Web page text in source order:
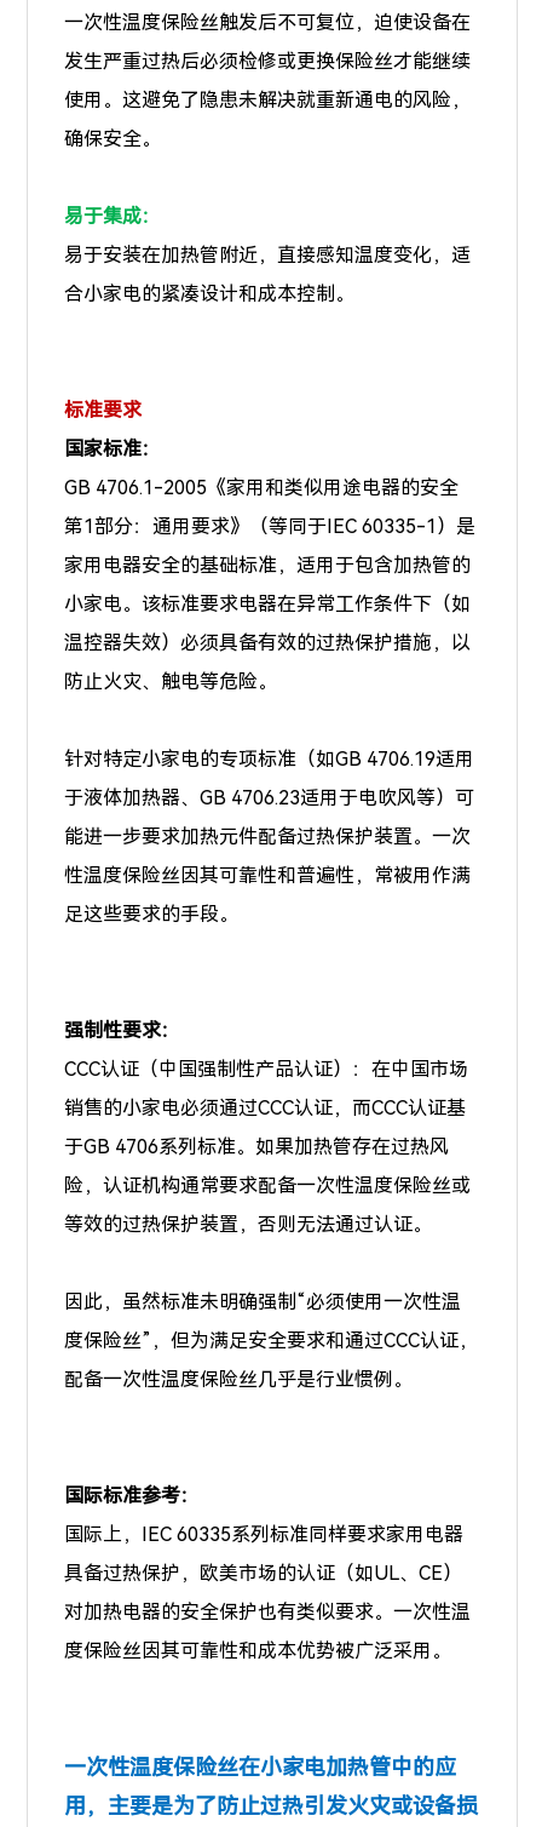
一次性温度保险丝触发后不可复位，迫使设备在
发生严重过热后必须检修或更换保险丝才能继续
使用。这避免了隐患未解决就重新通电的风险，
确保安全。
易于集成：
易于安装在加热管附近，直接感知温度变化，适
合小家电的紧凑设计和成本控制。
标准要求
国家标准：
GB 4706.1-2005《家用和类似用途电器的安全
第1部分：通用要求》（等同于IEC 60335-1）是
家用电器安全的基础标准，适用于包含加热管的
小家电。该标准要求电器在异常工作条件下（如
温控器失效）必须具备有效的过热保护措施，以
防止火灾、触电等危险。
针对特定小家电的专项标准（如GB 4706.19适用
于液体加热器、GB 4706.23适用于电吹风等）可
能进一步要求加热元件配备过热保护装置。一次
性温度保险丝因其可靠性和普遍性，常被用作满
足这些要求的手段。
强制性要求：
CCC认证（中国强制性产品认证）：在中国市场
销售的小家电必须通过CCC认证，而CCC认证基
于GB 4706系列标准。如果加热管存在过热风
险，认证机构通常要求配备一次性温度保险丝或
等效的过热保护装置，否则无法通过认证。
因此，虽然标准未明确强制“必须使用一次性温
度保险丝”，但为满足安全要求和通过CCC认证，
配备一次性温度保险丝几乎是行业惯例。
国际标准参考：
国际上，IEC 60335系列标准同样要求家用电器
具备过热保护，欧美市场的认证（如UL、CE）
对加热电器的安全保护也有类似要求。一次性温
度保险丝因其可靠性和成本优势被广泛采用。
一次性温度保险丝在小家电加热管中的应
用，主要是为了防止过热引发火灾或设备损